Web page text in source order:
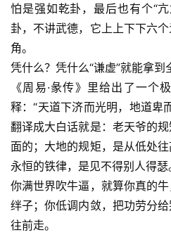
怕是强如乾卦，最后也有个“
卦，不讲武德，它上上下下六
角。
凭什么？凭什么“谦虚”就能拿到
《周易·彖传》里给出了一个
释：“天道下济而光明，地道卑
翻译成大白话就是：老天爷的
面的；大地的规矩，是从低处
永恒的铁律，是见不得别人得瑟
你满世界吹牛逼，就算你真的
绊子；你低调内敛，把功劳分
往前走。